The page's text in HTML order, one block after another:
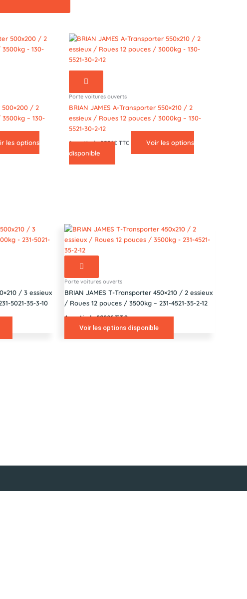
500×200 / 2
– 130-
les options
Porte voitures ouverts
BRIAN JAMES A-Transporter 550×210 / 2
essieux / Roues 12 pouces / 3000kg – 130-
5521-30-2-12
A partir de 9576€ TTC
Voir les options
disponible
/ 3 essieux
5021-35-3-10
Porte voitures ouverts
BRIAN JAMES T-Transporter 450×210 / 2 essieux
/ Roues 12 pouces / 3500kg – 231-4521-35-2-12
A partir de 9300€ TTC
Voir les options disponible